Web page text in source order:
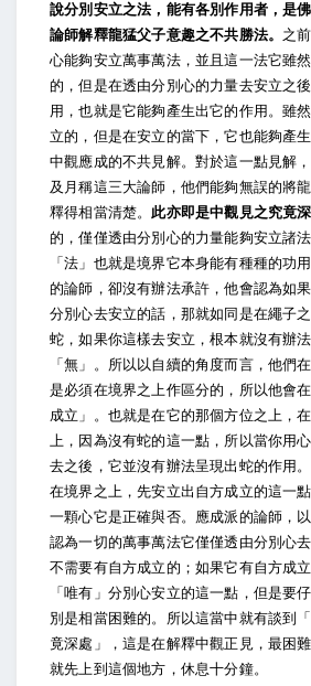
說分別安立之法，能有各別作用者，是
論師解釋龍猛父子意趣之不共勝法。 之
心能夠安立萬事萬法，並且這一法它雖
的，但是在透由分別心的力量去安立之
用，也就是它能夠產生出它的作用。雖
立的，但是在安立的當下，它也能夠產
中觀應成的不共見解。對於這一點見解
及月稱這三大論師，他們能夠無誤的將
釋得相當清楚。此亦即是中觀見之究竟深
的，僅僅透由分別心的力量能夠安立諸
「法」也就是境界它本身能有種種的功
的論師，卻沒有辦法承許，他會認為如
分別心去安立的話，那就如同是在繩子
蛇，如果你這樣去安立，根本就沒有辦
「無」。所以以自續的角度而言，他們
是必須在境界之上作區分的，所以他會
成立」。也就是在它的那個方位之上，
上，因為沒有蛇的這一點，所以當你用
去之後，它並沒有辦法呈現出蛇的作用
在境界之上，先安立出自方成立的這一
一顆心它是正確與否。應成派的論師，
認為一切的萬事萬法它僅僅透由分別心
不需要有自方成立的；如果它有自方成
「唯有」分別心安立的這一點，但是要
別是相當困難的。所以這當中就有談到
竟深處」，這是在解釋中觀正見，最困
就先上到這個地方，休息十分鐘。